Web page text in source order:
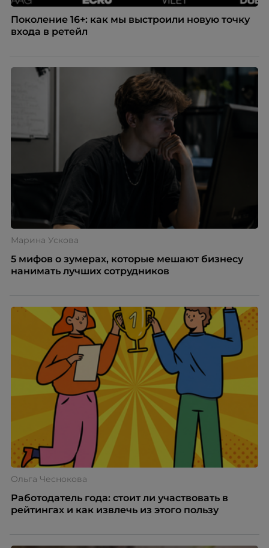
Поколение 16+: как мы выстроили новую точку
входа в ретейл
Марина Ускова
5 мифов о зумерах, которые мешают бизнесу
нанимать лучших сотрудников
Ольга Чеснокова
Работодатель года: стоит ли участвовать в
рейтингах и как извлечь из этого пользу